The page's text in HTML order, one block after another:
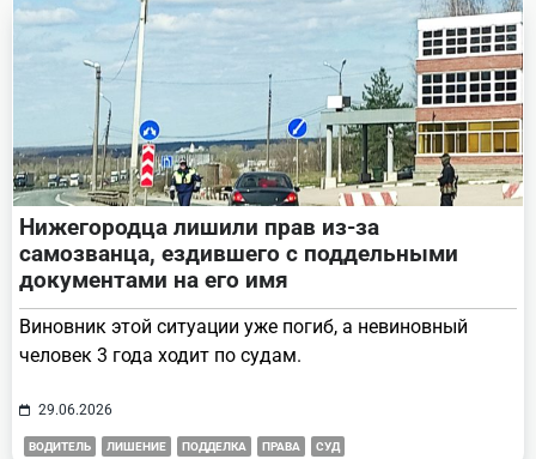
Нижегородца лишили прав из-за
самозванца, ездившего с поддельными
документами на его имя
Виновник этой ситуации уже погиб, а невиновный
человек 3 года ходит по судам.
29.06.2026
ВОДИТЕЛЬ ЛИШЕНИЕ ПОДДЕЛКА ПРАВА СУД